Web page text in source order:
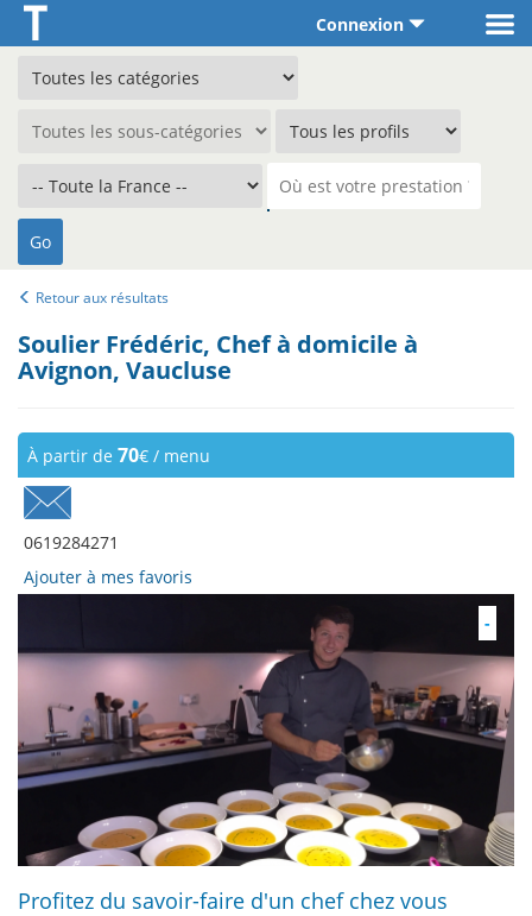
Connexion
Retour aux résultats
Soulier Frédéric, Chef à domicile à
Avignon, Vaucluse
À partir de 70€ / menu
0619284271
Ajouter à mes favoris
-
Profitez du savoir-faire d'un chef chez vous